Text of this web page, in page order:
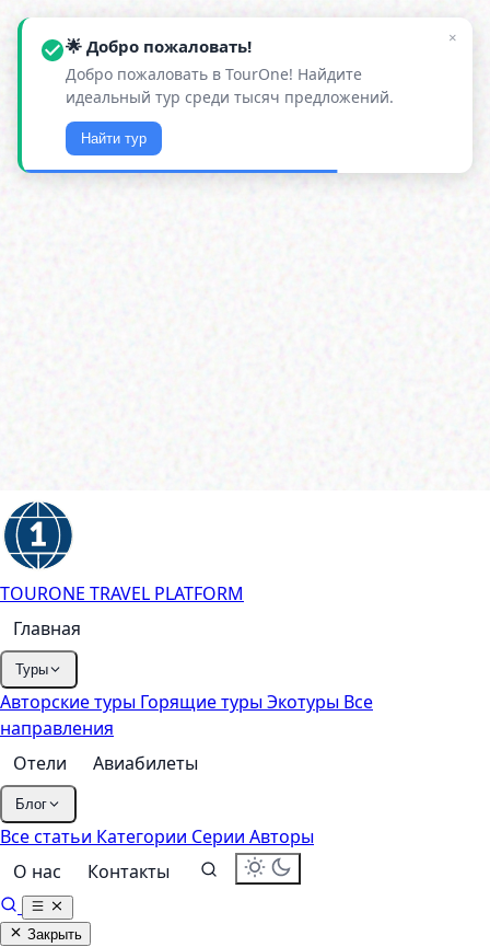
🌟 Добро пожаловать!
Добро пожаловать в TourOne! Найдите
идеальный тур среди тысяч предложений.
Найти тур
×
TOURONE TRAVEL PLATFORM
Главная
Туры
Авторские туры Горящие турыЭкотуры Все
направления
Отели
Авиабилеты
Блог
Все статьи Категории Серии Авторы
О нас
Контакты
Закрыть